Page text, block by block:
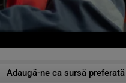
Adaugă-ne ca sursă preferată